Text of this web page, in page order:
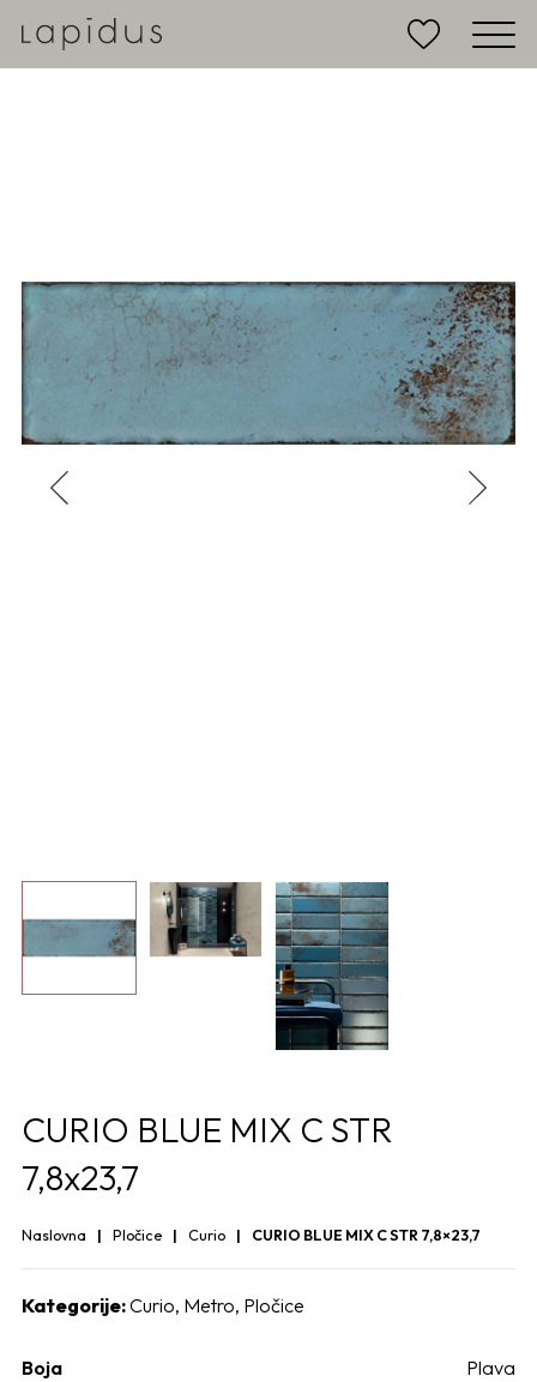
CURIO BLUE MIX C STR
7,8x23,7
Naslovna Pločice Curio CURIO BLUE MIX C STR 7,8×23,7
Kategorije:Curio, Metro, Pločice
Boja Plava